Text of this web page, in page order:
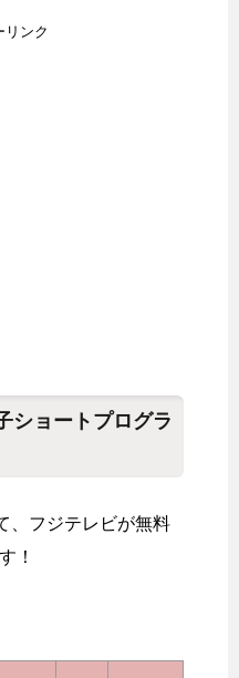
リンク
ショートプログラ
、フジテレビが無料
！